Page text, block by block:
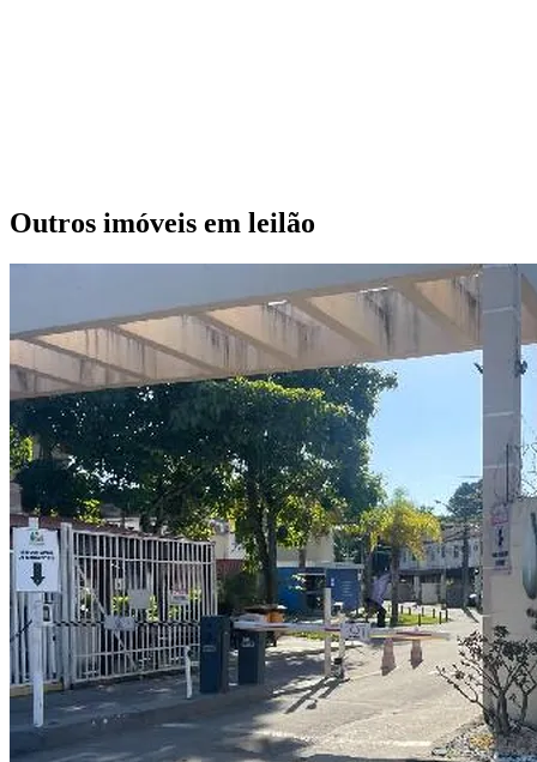
Outros imóveis em leilão